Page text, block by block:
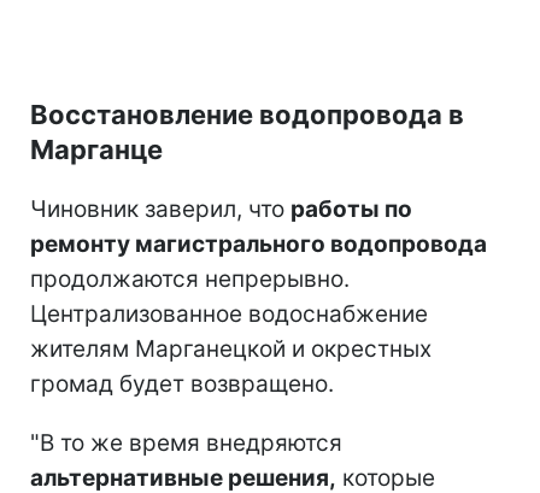
Восстановление водопровода в
Марганце
Чиновник заверил, что работы по
ремонту магистрального водопровода
продолжаются непрерывно.
Централизованное водоснабжение
жителям Марганецкой и окрестных
громад будет возвращено.
"В то же время внедряются
альтернативные решения, которые